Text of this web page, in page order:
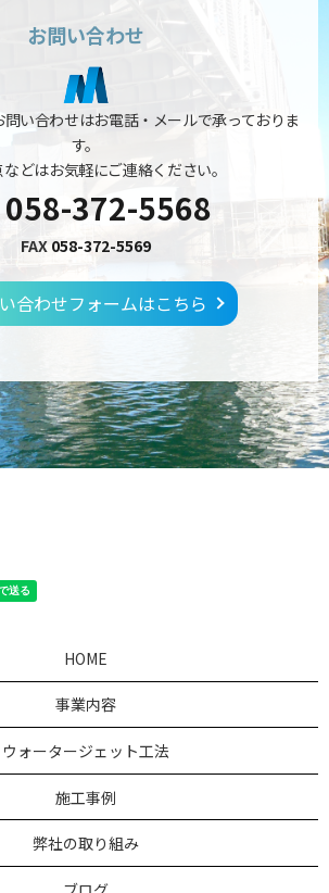
お問い合わせ
い合わせはお電話・メールで承っておりま
す。
どはお気軽にご連絡ください。
058-372-5568
FAX 058-372-5569
合わせフォームはこちら
HOME
事業内容
ウォータージェット工法
施工事例
弊社の取り組み